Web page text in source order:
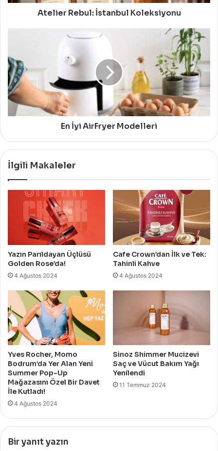
Atelier Rebul: İstanbul Koleksiyonu
Modelleri
En İyi AirFryer Modelleri
İlgili Makaleler
Yazın Parıldayan Üçlüsü
Golden Rose’da!
4 Ağustos 2024
Cafe Crown’dan İlk ve Tek:
Tahinli Kahve
4 Ağustos 2024
Yves Rocher, Momo
Bodrum’da Yer Alan Yeni
Summer Pop-Up
Mağazasını Özel Bir Davet
İle Kutladı!
4 Ağustos 2024
Sinoz Shimmer Mucizevi
Saç ve Vücut Bakım Yağı
Yenilendi
11 Temmuz 2024
Bir yanıt yazın